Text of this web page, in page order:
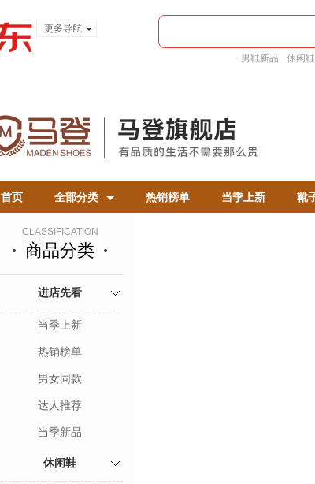
更多导航
男鞋新品 休闲
首页 全部分类 热销榜单 当季上新 靴
CLASSIFICATION
商品分类
进店先看
当季上新
热销榜单
男女同款
达人推荐
当季新品
休闲鞋